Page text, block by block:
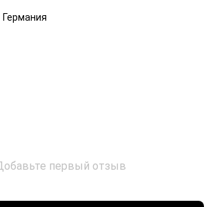
Германия
первый отзыв